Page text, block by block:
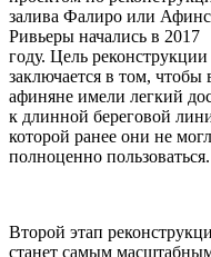
залива Фалиро или
Ривьеры начались в 2017
году. Цель реконструкции
заключается в том, чтобы
афиняне имели легкий
к длинной береговой
которой ранее они не
полноценно пользоваться.
Второй этап
станет самым